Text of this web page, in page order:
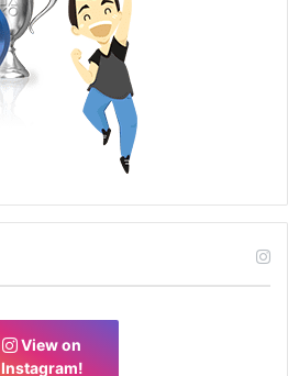
View on
Instagram!